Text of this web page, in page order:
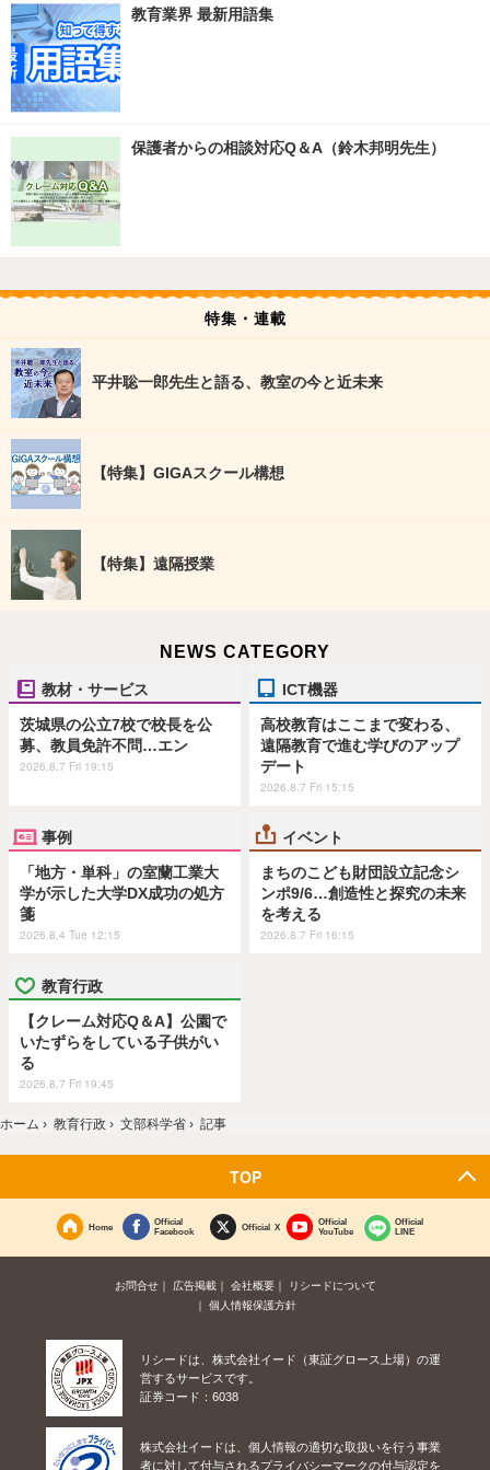
教育業界 最新用語集
保護者からの相談対応Q＆A（鈴木邦明先生）
特集・連載
平井聡一郎先生と語る、教室の今と近未来
【特集】GIGAスクール構想
【特集】遠隔授業
NEWS CATEGORY
教材・サービス
茨城県の公立7校で校長を公
募、教員免許不問…エン
2026.8.7 Fri 19:15
ICT機器
高校教育はここまで変わる、
遠隔教育で進む学びのアップ
デート
2026.8.7 Fri 15:15
事例
「地方・単科」の室蘭工業大
学が示した大学DX成功の処方
箋
2026.8.4 Tue 12:15
イベント
まちのこども財団設立記念シ
ンポ9/6…創造性と探究の未来
を考える
2026.8.7 Fri 16:15
教育行政
【クレーム対応Q＆A】公園で
いたずらをしている子供がい
る
2026.8.7 Fri 19:45
ホーム › 教育行政 › 文部科学省 › 記事
TOP
Home
Official
Facebook
Official X
Official
YouTube
Official
LINE
お問合せ 広告掲載 会社概要
リシードについて
個人情報保護方針
リシードは、株式会社イード（東証グロース上場）の運
営するサービスです。
証券コード：6038
株式会社イードは、個人情報の適切な取扱いを行う事業
者に対して付与されるプライバシーマークの付与認定を